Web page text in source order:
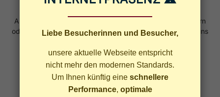
Liebe Besucherinnen und Besucher,
unsere aktuelle Webseite entspricht
nicht mehr den modernen Standards.
Um Ihnen künftig eine schnellere
Performance, optimale
Kontaktaufnahme
Anruf, E-Mail oder Kontaktformular – Angehörige, Nachbarn
oder die Seniorinnen und Senioren selbst können sich bei uns
Kurzes Erstgespräch